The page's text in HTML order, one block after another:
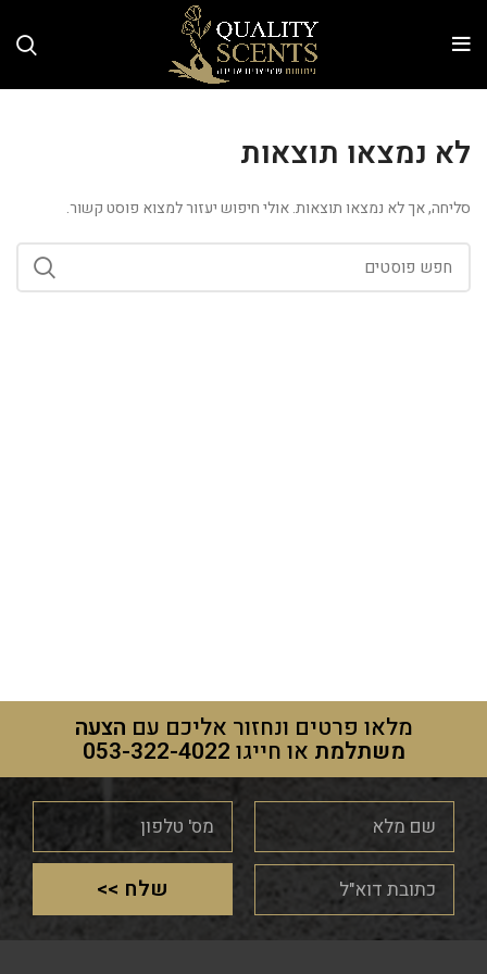
לא נמצאו תוצאות
סליחה, אך לא נמצאו תוצאות. אולי חיפוש יעזור למצוא פוסט קשור.
מלאו פרטים ונחזור אליכם עם הצעה
משתלמת או חייגו053-322-4022
שלח >>